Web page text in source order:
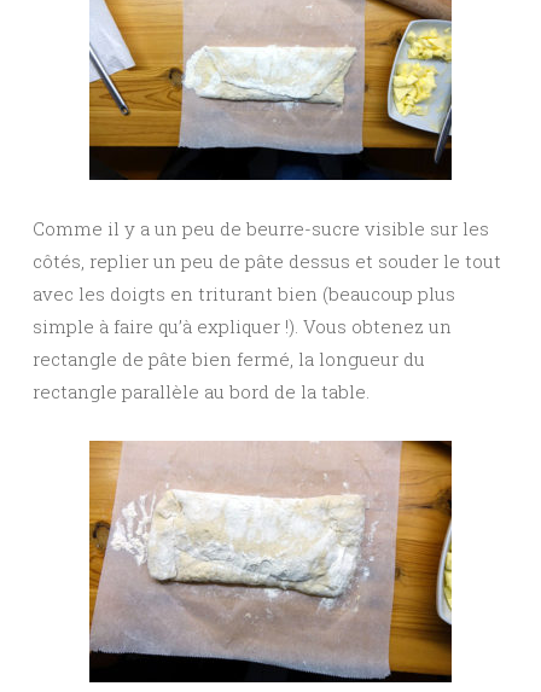
Comme il y a un peu de beurre-sucre visible sur les
côtés, replier un peu de pâte dessus et souder le tout
avec les doigts en triturant bien (beaucoup plus
simple à faire qu’à expliquer !). Vous obtenez un
rectangle de pâte bien fermé, la longueur du
rectangle parallèle au bord de la table.